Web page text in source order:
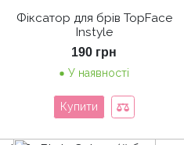
Фіксатор для брів TopFace
Instyle
190 грн
У наявності
Купити